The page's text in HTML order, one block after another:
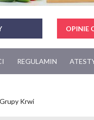
OPINIE
REGULAMIN
Krwi